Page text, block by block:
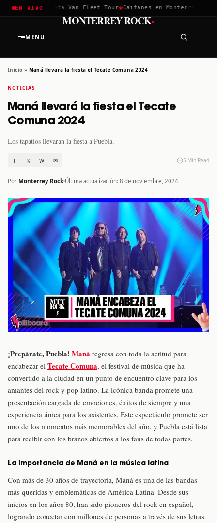
EN VIVO
2026✱Greta Van Fleet Tour✱Caifanes en Monterrey · 12
MENÚ
MONTERREY ROCK·
Inicio » Maná llevará la fiesta el Tecate Comuna 2024
NOTICIAS
Maná llevará la fiesta el Tecate
Comuna 2024
Los tapatíos llevaran la fiesta a Puebla.
f 𝕏 W ✉ 5 Min Read
Por Monterrey Rock Última actualización: 8 de noviembre, 2024
¡Prepárate, Puebla! Maná regresa con toda la actitud para
encabezar el Tecate Comuna, el festival de música que ha
convertido a la ciudad en un punto de encuentro clave para los
amantes del rock y pop latino. La icónica banda promete una
presentación cargada de emociones, éxitos de siempre y una
experiencia única para los asistentes. Este espectáculo promete ser
uno de los momentos más memorables del año, y Puebla está lista
para recibir con los brazos abiertos a los fans de todas partes.
La importancia de Maná en la música latina
Con más de 30 años de trayectoria, Maná es una de las bandas
más queridas y emblemáticas de América Latina. Desde sus
inicios en los años 80, han sido pioneros del rock en español,
logrando conectar con millones de personas a través de sus letras